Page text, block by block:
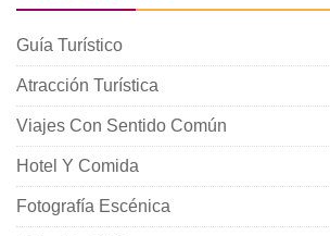
Guía Turístico
Atracción Turística
Viajes Con Sentido Común
Hotel Y Comida
Fotografía Escénica